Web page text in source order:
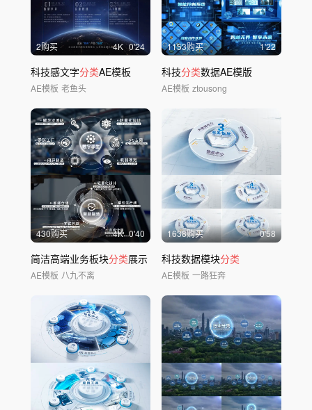
2购买 4K 0'24
科技感文字分类AE模板
AE模板 老鱼头
1153购买 1'22
科技分类数据AE模版
AE模板 ztousong
430购买 4K 0'40
简洁高端业务板块分类展示
AE模板 八九不离
1638购买 0'58
科技数据模块分类
AE模板 一路狂奔